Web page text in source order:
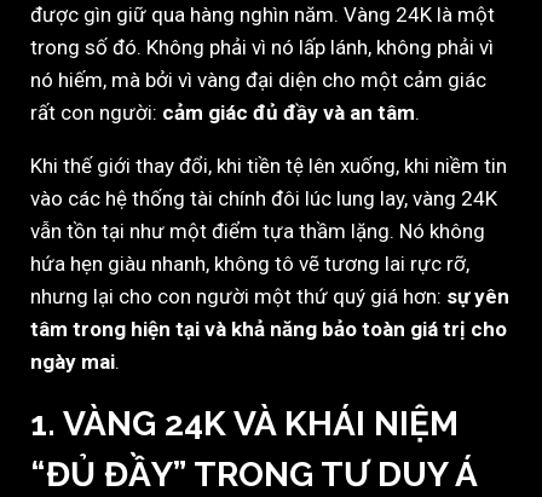
được gìn giữ qua hàng nghìn năm. Vàng 24K là một
trong số đó. Không phải vì nó lấp lánh, không phải vì
nó hiếm, mà bởi vì vàng đại diện cho một cảm giác
rất con người: cảm giác đủ đầy và an tâm.
Khi thế giới thay đổi, khi tiền tệ lên xuống, khi niềm tin
vào các hệ thống tài chính đôi lúc lung lay, vàng 24K
vẫn tồn tại như một điểm tựa thầm lặng. Nó không
hứa hẹn giàu nhanh, không tô vẽ tương lai rực rỡ,
nhưng lại cho con người một thứ quý giá hơn: sự yên
tâm trong hiện tại và khả năng bảo toàn giá trị cho
ngày mai.
1. VÀNG 24K VÀ KHÁI NIỆM
“ĐỦ ĐẦY” TRONG TƯ DUY Á